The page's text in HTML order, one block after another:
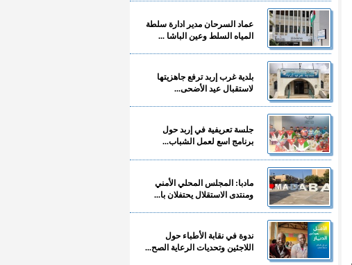
عماد السرحان مدير ادارة سلطة
المياه السلط وعين الباشا ...
بلدية غرب إربد ترفع جاهزيتها
لاستقبال عيد الأضحى...
جلسة تعريفية في إربد حول
برنامج اسع لعمل الشباب...
مادبا: المجلس المحلي الأمني
ومنتدى الاستقلال يحتفلان با...
ندوة في نقابة الأطباء حول
اللاجئين وتحديات الرعاية الصح...